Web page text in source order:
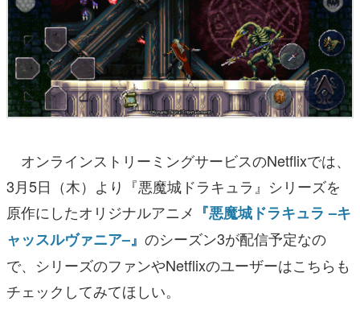
オンラインストリーミングサービスのNetflixでは、
3月5日（木）より『悪魔城ドラキュラ』シリーズを
原作にしたオリジナルアニメ 『悪魔城ドラキュラ –キ
ャッスルヴァニア–』 のシーズン3が配信予定なの
で、シリーズのファンやNetflixのユーザーはこちらも
チェックしてみてほしい。